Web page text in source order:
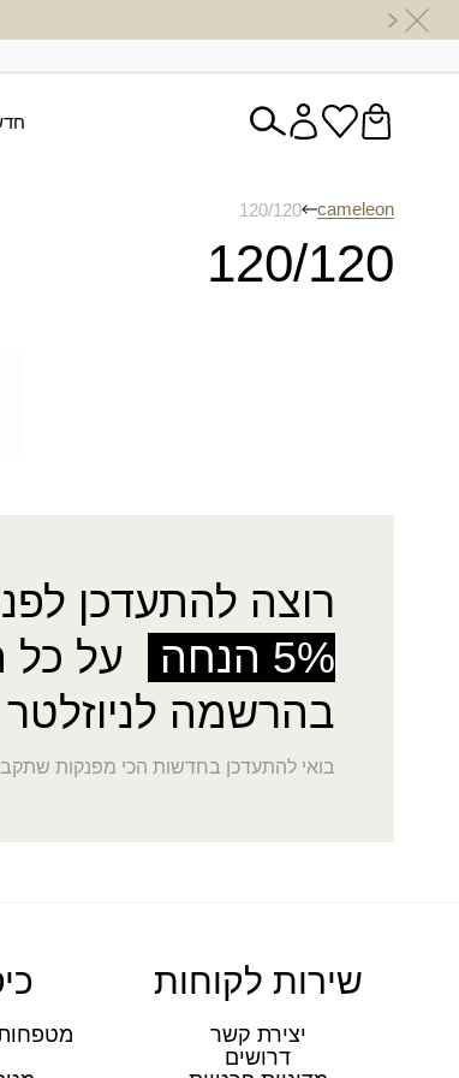
cameleon
120/120
120/120
רוצה להתעדכן
5% הנחה
על
בהרשמה לניוזלטר
בואי להתעדכן בחדשות הכי מפנקות
שירות לקוחות
יצירת קשר
דרושים